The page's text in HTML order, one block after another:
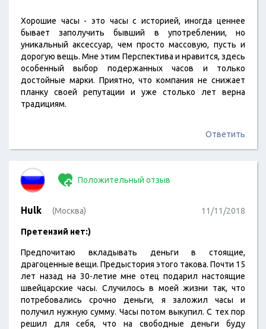
Хорошие часы - это часы с историей, иногда ценнее
бывает заполучить бывший в употреблении, но
уникальный аксессуар, чем просто массовую, пусть и
дорогую вещь. Мне этим Перспектива и нравится, здесь
особенный выбор подержанных часов и только
достойные марки. Приятно, что компания не снижает
планку своей репутации и уже столько лет верна
традициям.
Ответить
Положительный отзыв
Hulk (Москва) 11/11/2018
Претензий нет:)
Предпочитаю вкладывать деньги в стоящие,
драгоценные вещи. Предыстория этого такова. Почти 15
лет назад на 30-летие мне отец подарил настоящие
швейцарские часы. Случилось в моей жизни так, что
потребовались срочно деньги, я заложил часы и
получил нужную сумму. Часы потом выкупил. С тех пор
решил для себя, что на свободные деньги буду